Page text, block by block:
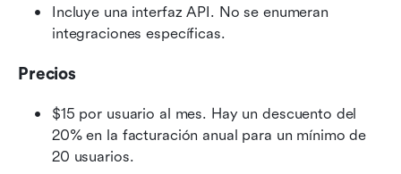
Incluye una interfaz API. No se enumeran
integraciones específicas.
Precios
$15 por usuario al mes. Hay un descuento del
20% en la facturación anual para un mínimo de
20 usuarios.